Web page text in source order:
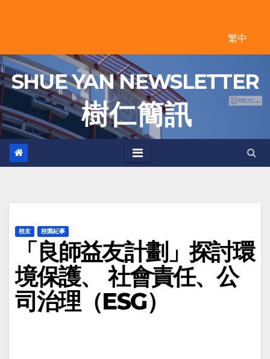
繁中
SHUE YAN NEWSLETTER
樹 仁 簡 訊
校友 校園紀事
「良師益友計劃」探討環
境保護、 社會責任、公
司治理（ESG）